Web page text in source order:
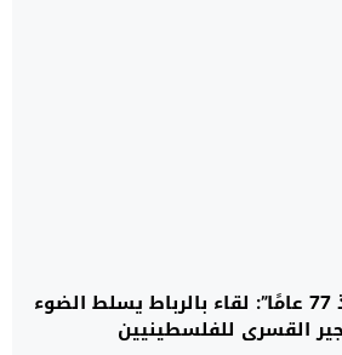
“النكبة مستمرة منذ 77 عامًا”: لقاء بالرباط يسلط الضوء
القسري للفلسطينيين